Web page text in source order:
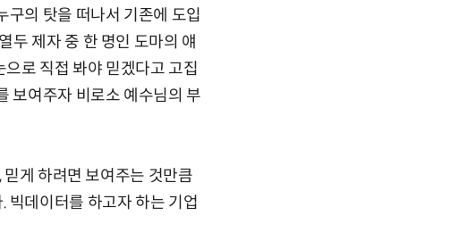
구의 탓을 떠나서 기존에 도입
두 제자 중 한 명인 도마의 얘
로 직접 봐야 믿겠다고 고집
보여주자 비로소 예수님의 부
게 하려면 보여주는 것만큼
빅데이터를 하고자 하는 기업